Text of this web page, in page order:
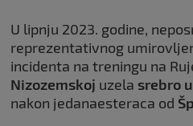
U lipnju 2023. godine,
reprezentativnog
incidenta na treningu na
Nizozemskoj uzela srebro
nakon jedanaesteraca od